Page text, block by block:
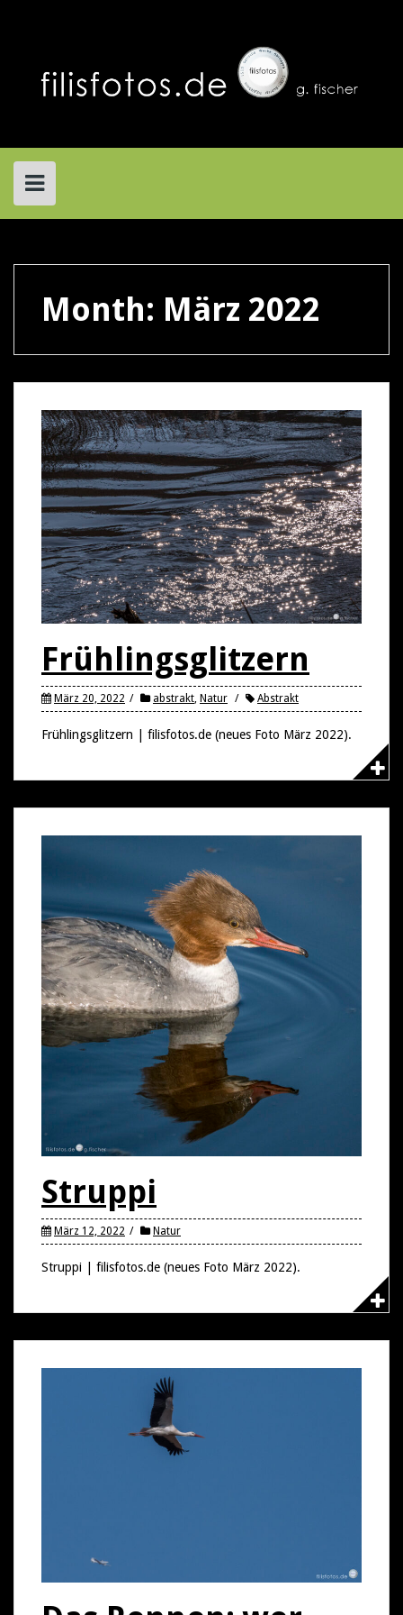
Month: März 2022
Frühlingsglitzern
März 20, 2022 abstrakt, Natur Abstrakt
Frühlingsglitzern | filisfotos.de (neues Foto März 2022).
Struppi
März 12, 2022 Natur
Struppi | filisfotos.de (neues Foto März 2022).